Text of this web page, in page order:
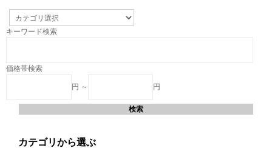
キーワード検索
価格帯検索
円 ～ 円
カテゴリから選ぶ